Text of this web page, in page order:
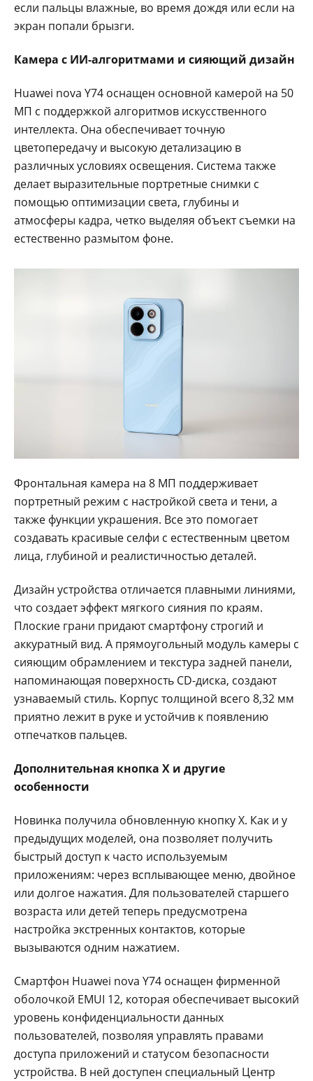
если пальцы влажные, во время дождя или если на
экран попали брызги.
Камера с ИИ-алгоритмами и сияющий дизайн
Huawei nova Y74 оснащен основной камерой на 50
МП с поддержкой алгоритмов искусственного
интеллекта. Она обеспечивает точную
цветопередачу и высокую детализацию в
различных условиях освещения. Система также
делает выразительные портретные снимки с
помощью оптимизации света, глубины и
атмосферы кадра, четко выделяя объект съемки на
естественно размытом фоне.
Фронтальная камера на 8 МП поддерживает
портретный режим с настройкой света и тени, а
также функции украшения. Все это помогает
создавать красивые селфи с естественным цветом
лица, глубиной и реалистичностью деталей.
Дизайн устройства отличается плавными линиями,
что создает эффект мягкого сияния по краям.
Плоские грани придают смартфону строгий и
аккуратный вид. А прямоугольный модуль камеры с
сияющим обрамлением и текстура задней панели,
напоминающая поверхность CD-диска, создают
узнаваемый стиль. Корпус толщиной всего 8,32 мм
приятно лежит в руке и устойчив к появлению
отпечатков пальцев.
Дополнительная кнопка X и другие
особенности
Новинка получила обновленную кнопку X. Как и у
предыдущих моделей, она позволяет получить
быстрый доступ к часто используемым
приложениям: через всплывающее меню, двойное
или долгое нажатия. Для пользователей старшего
возраста или детей теперь предусмотрена
настройка экстренных контактов, которые
вызываются одним нажатием.
Смартфон Huawei nova Y74 оснащен фирменной
оболочкой EMUI 12, которая обеспечивает высокий
уровень конфиденциальности данных
пользователей, позволяя управлять правами
доступа приложений и статусом безопасности
устройства. В ней доступен специальный Центр